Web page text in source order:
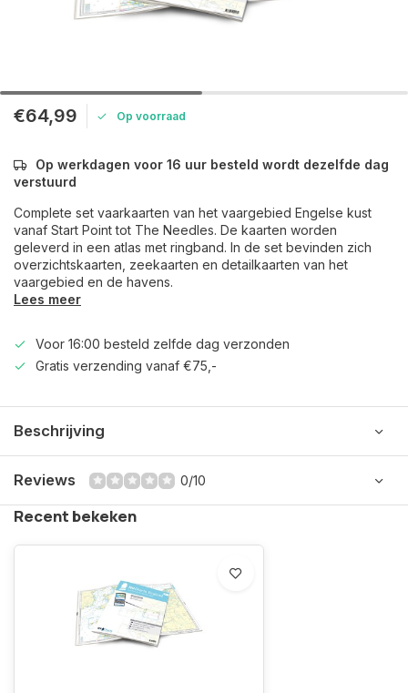
€64,99 Op voorraad
Op werkdagen voor 16 uur besteld wordt dezelfde dag
verstuurd
Complete set vaarkaarten van het vaargebied Engelse kust
vanaf Start Point tot The Needles. De kaarten worden
geleverd in een atlas met ringband. In de set bevinden zich
overzichtskaarten, zeekaarten en detailkaarten van het
vaargebied en de havens.
Lees meer
Voor 16:00 besteld zelfde dag verzonden
Gratis verzending vanaf €75,-
Beschrijving
Reviews 0/10
Recent bekeken